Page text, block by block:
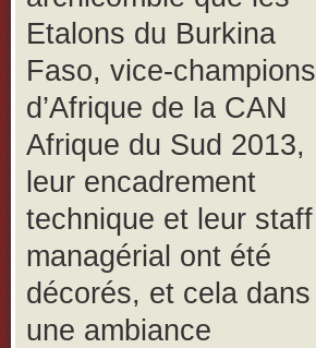
Etalons du Burkina
Faso, vice-champions
d’Afrique de la CAN
Afrique du Sud 2013,
leur encadrement
technique et leur staff
managérial ont été
décorés, et cela dans
une ambiance